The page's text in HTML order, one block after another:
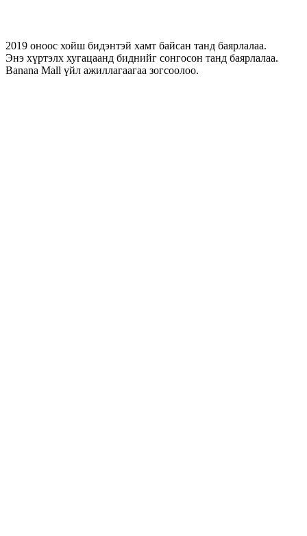
2019 оноос хойш бидэнтэй хамт байсан танд баярлалаа.
Энэ хүртэлх хугацаанд биднийг сонгосон танд баярлалаа.
Banana Mall үйл ажиллагаагаа зогсоолоо.